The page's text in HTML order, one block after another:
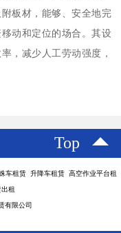
板材，能够、安全地完
动和定位的场合。其设
，减少人工劳动强度，
Top
车租赁 升降车租赁 高空作业平台租
出租
有限公司